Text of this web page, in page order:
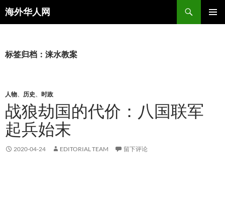
海外华人网
搜
索
文
标签归档：涞水教案
人物、 历史、 时政
战狼劫国的代价：八国联军
起兵始末
2020-04-24 EDITORIAL TEAM 留下评论